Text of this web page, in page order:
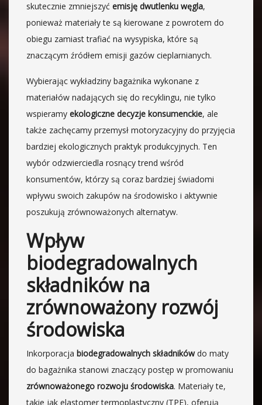
skutecznie zmniejszyć emisję dwutlenku węgla,
ponieważ materiały te są kierowane z powrotem do
obiegu zamiast trafiać na wysypiska, które są
znaczącym źródłem emisji gazów cieplarnianych.
Wybierając wykładziny bagażnika wykonane z
materiałów nadających się do recyklingu, nie tylko
wspieramy ekologiczne decyzje konsumenckie, ale
także zachęcamy przemysł motoryzacyjny do przyjęcia
bardziej ekologicznych praktyk produkcyjnych. Ten
wybór odzwierciedla rosnący trend wśród
konsumentów, którzy są coraz bardziej świadomi
wpływu swoich zakupów na środowisko i aktywnie
poszukują zrównoważonych alternatyw.
Wpływ
biodegradowalnych
składników na
zrównoważony rozwój
środowiska
Inkorporacja biodegradowalnych składnikówdo maty
do bagażnika stanowi znaczący postęp w promowaniu
zrównoważonego rozwoju środowiska. Materiały te,
takie jak elastomer termoplastyczny (TPE), oferują